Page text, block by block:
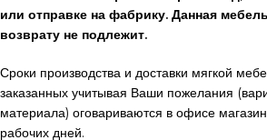
или отправке на фабрику. Данная
возврату не подлежит.
Сроки производства и доставки мягкой
заказанных учитывая Ваши пожелания
материала) оговариваются в офисе
рабочих дней.